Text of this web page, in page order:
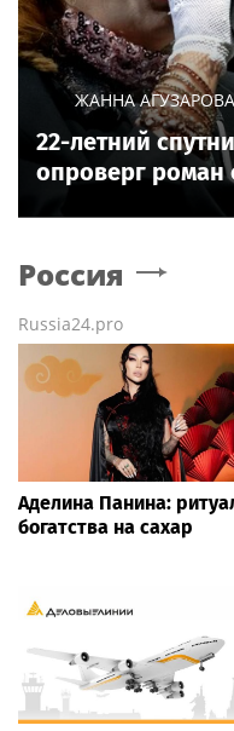
ЖАННА АГУЗАРОВА
22-летний
опроверг роман
Россия
Russia24.pro
Аделина Панина:
богатства на сахар